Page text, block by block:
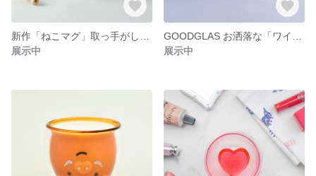
展示中
展示中